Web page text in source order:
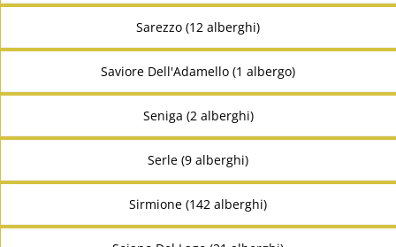
Sarezzo (12 alberghi)
Saviore Dell'Adamello (1 albergo)
Seniga (2 alberghi)
Serle (9 alberghi)
Sirmione (142 alberghi)